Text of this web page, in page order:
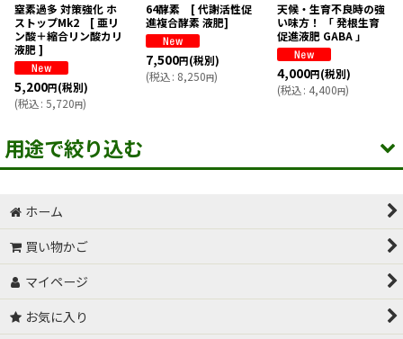
窒素過多 対策強化 ホ
ストップMk2 [ 亜リ
ン酸＋縮合リン酸カリ
液肥 ]
5,200円(税別)
(税込: 5,720円)
64酵素 [ 代謝活性促
進複合酵素 液肥]
7,500円(税別)
(税込: 8,250円)
天候・生育不良時の強
い味方！ 「 発根生育
促進液肥 GABA 」
4,000円(税別)
(税込: 4,400円)
用途で絞り込む
有機JAS許容資材
サカタのタネ 高機能液肥
バイオスティミュラント系資材
土づくり
ホーム
買い物かご
マイページ
お気に入り